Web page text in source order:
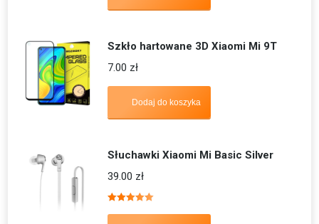
Szkło hartowane 3D Xiaomi Mi 9T
7.00 zł
Dodaj do koszyka
Słuchawki Xiaomi Mi Basic Silver
39.00 zł
5.00